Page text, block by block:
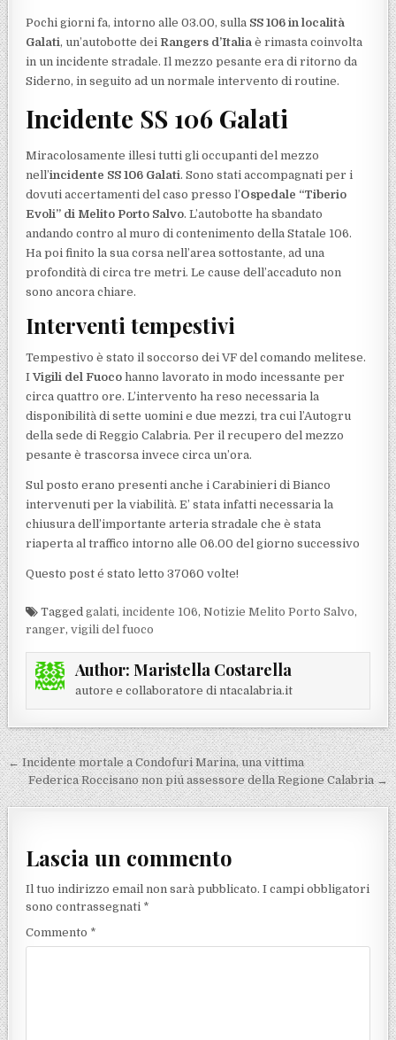
Pochi giorni fa, intorno alle 03.00, sulla SS 106 in località
Galati, un’autobotte dei Rangers d’Italia è rimasta coinvolta
in un incidente stradale. Il mezzo pesante era di ritorno da
Siderno, in seguito ad un normale intervento di routine.
Incidente SS 106 Galati
Miracolosamente illesi tutti gli occupanti del mezzo
nell’incidente SS 106 Galati. Sono stati accompagnati per i
dovuti accertamenti del caso presso l’Ospedale “Tiberio
Evoli” di Melito Porto Salvo. L’autobotte ha sbandato
andando contro al muro di contenimento della Statale 106.
Ha poi finito la sua corsa nell’area sottostante, ad una
profondità di circa tre metri. Le cause dell’accaduto non
sono ancora chiare.
Interventi tempestivi
Tempestivo è stato il soccorso dei VF del comando melitese.
IVigili del Fuoco hanno lavorato in modo incessante per
circa quattro ore. L’intervento ha reso necessaria la
disponibilità di sette uomini e due mezzi, tra cui l’Autogru
della sede di Reggio Calabria. Per il recupero del mezzo
pesante è trascorsa invece circa un’ora.
Sul posto erano presenti anche i Carabinieri di Bianco
intervenuti per la viabilità. E’ stata infatti necessaria la
chiusura dell’importante arteria stradale che è stata
riaperta al traffico intorno alle 06.00 del giorno successivo
Questo post é stato letto 37060 volte!
Taggedgalati,incidente 106,Notizie Melito Porto Salvo,
ranger,vigili del fuoco
Author: Maristella Costarella
autore e collaboratore di ntacalabria.it
Navigazione articoli
← Incidente mortale a Condofuri Marina, una vittima
Federica Roccisano non piú assessore della Regione Calabria →
Lascia un commento
Il tuo indirizzo email non sarà pubblicato. I campi obbligatori
sono contrassegnati *
Commento *